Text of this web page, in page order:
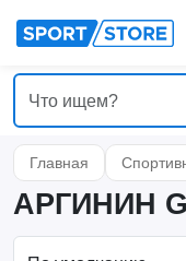
Главная
АРГИНИН